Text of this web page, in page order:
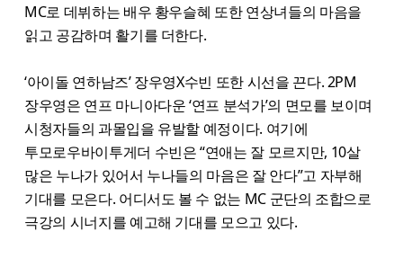
MC로 데뷔하는 배우 황우슬혜 또한 연상녀들의 마음을
읽고 공감하며 활기를 더한다.
‘아이돌 연하남즈’ 장우영X수빈 또한 시선을 끈다. 2PM
장우영은 연프 마니아다운 ‘연프 분석가’의 면모를 보이며
시청자들의 과몰입을 유발할 예정이다. 여기에
투모로우바이투게더 수빈은 “연애는 잘 모르지만, 10살
많은 누나가 있어서 누나들의 마음은 잘 안다”고 자부해
기대를 모은다. 어디서도 볼 수 없는 MC 군단의 조합으로
극강의 시너지를 예고해 기대를 모으고 있다.